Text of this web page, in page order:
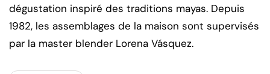
dégustation inspiré des traditions mayas. Depuis
1982, les assemblages de la maison sont supervisés
par la master blender Lorena Vásquez.